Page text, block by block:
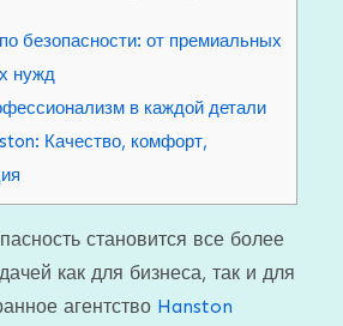
безопасности: от премиальных
нужд
в каждой детали
Качество, комфорт,
становится все более
как для бизнеса, так и для
агентство Hanston